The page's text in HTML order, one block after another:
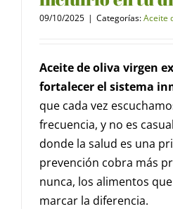
09/10/2025 | Categorías:Aceite
Aceite de oliva virgen
fortalecer el sistema
que cada vez
frecuencia, y no es
donde la salud es una
prevención cobra más
nunca, los alimentos
marcar la diferencia.